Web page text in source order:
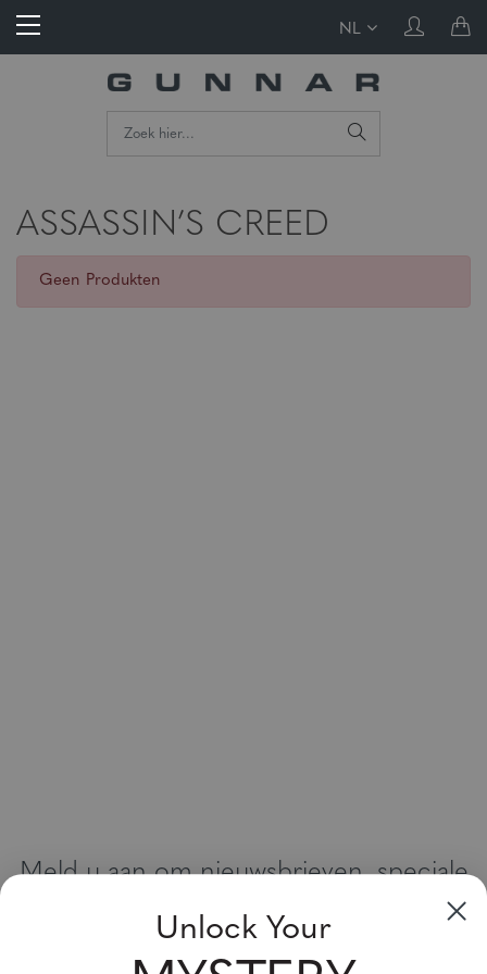
NL
ASSASSIN’S CREED
Geen Produkten
Meld u aan om nieuwsbrieven, speciale
aanbiedingen en kortingsbonnen te
ontvangen
Vul uw email adres in en schrijf u in!
Unlock Your